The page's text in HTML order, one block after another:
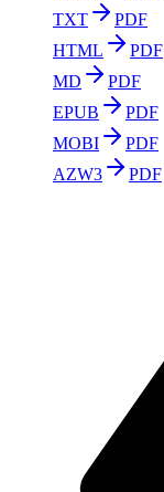
TXT
PDF
HTML
PDF
MD
PDF
EPUB
PDF
MOBI
PDF
AZW3
PDF